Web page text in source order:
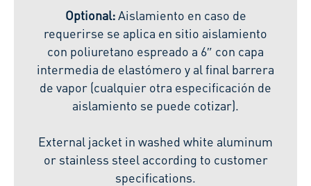
Optional:Aislamiento en caso de
requerirse se aplica en sitio aislamiento
con poliuretano espreado a 6″ con capa
intermedia de elastómero y al final barrera
de vapor (cualquier otra especificación de
aislamiento se puede cotizar).
External jacket in washed white aluminum
or stainless steel according to customer
specifications.